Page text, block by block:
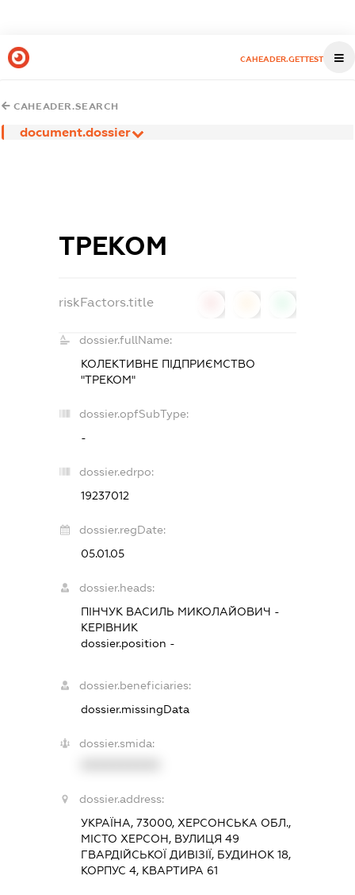
CAHEADER.GETTEST
CAHEADER.SEARCH
document.dossier
ТРЕКОМ
riskFactors.title
dossier.fullName:
КОЛЕКТИВНЕ ПІДПРИЄМСТВО
"ТРЕКОМ"
dossier.opfSubType:
-
dossier.edrpo:
19237012
dossier.regDate:
05.01.05
dossier.heads:
ПІНЧУК ВАСИЛЬ МИКОЛАЙОВИЧ -
КЕРІВНИК
dossier.position -
dossier.beneficiaries:
dossier.missingData
dossier.smida:
dossier.address:
УКРАЇНА, 73000, ХЕРСОНСЬКА ОБЛ.,
МІСТО ХЕРСОН, ВУЛИЦЯ 49
ГВАРДІЙСЬКОЇ ДИВІЗІЇ, БУДИНОК 18,
КОРПУС 4, КВАРТИРА 61